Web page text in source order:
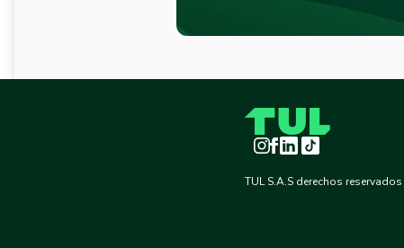
Instagram
Facebook
LinkedInTikTok
TUL S.A.S derechos reservados